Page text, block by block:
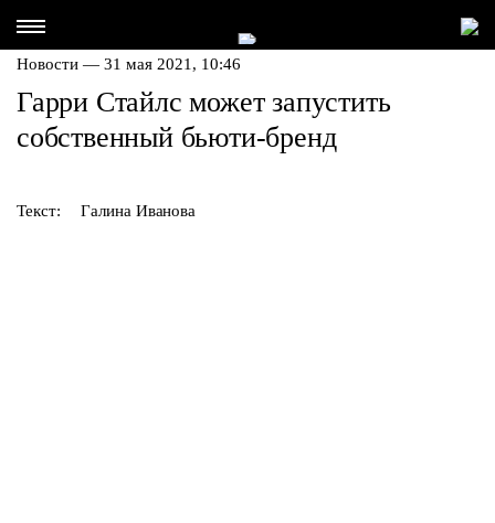
Новости — 31 мая 2021, 10:46
Гарри Стайлс может запустить
собственный бьюти-бренд
Текст: Галина Иванова